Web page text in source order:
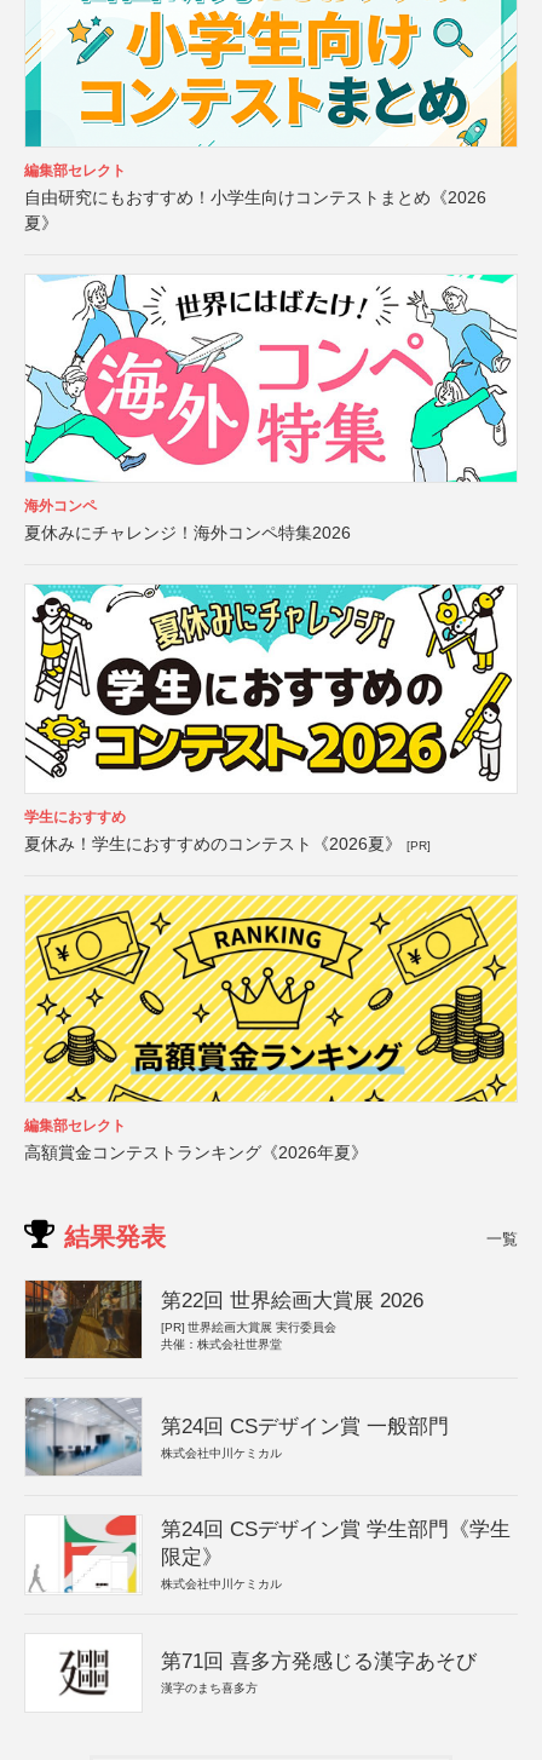
編集部セレクト
自由研究にもおすすめ！小学生向けコンテストまとめ《2026
夏》
海外コンペ
夏休みにチャレンジ！海外コンペ特集2026
学生におすすめ
夏休み！学生におすすめのコンテスト《2026夏》 [PR]
編集部セレクト
高額賞金コンテストランキング《2026年夏》
結果発表 一覧
第22回 世界絵画大賞展 2026
[PR] 世界絵画大賞展 実行委員会
共催：株式会社世界堂
第24回 CSデザイン賞 一般部門
株式会社中川ケミカル
第24回 CSデザイン賞 学生部門《学生
限定》
株式会社中川ケミカル
第71回 喜多方発感じる漢字あそび
漢字のまち喜多方